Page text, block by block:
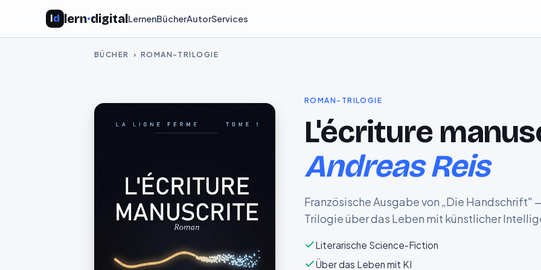
ld lern·digitalLernenBücherAutorServices
BÜCHER › ROMAN-TRILOGIE
ROMAN-TRILOGIE
L'écriture
Andreas Reis
Französische Ausgabe von „Die Handschrift"
Trilogie über das Leben mit künstlicher
Literarische Science-Fiction
Über das Leben mit KI